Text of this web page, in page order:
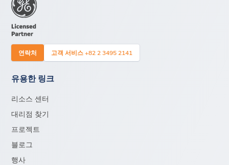
연락처 고객 서비스 +82 2 3495 2141
유용한 링크
리소스 센터
대리점 찾기
프로젝트
블로그
행사